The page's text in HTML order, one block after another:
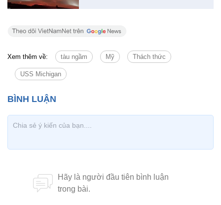
Xem thêm về: tàu ngầm Mỹ Thách thức
USS Michigan